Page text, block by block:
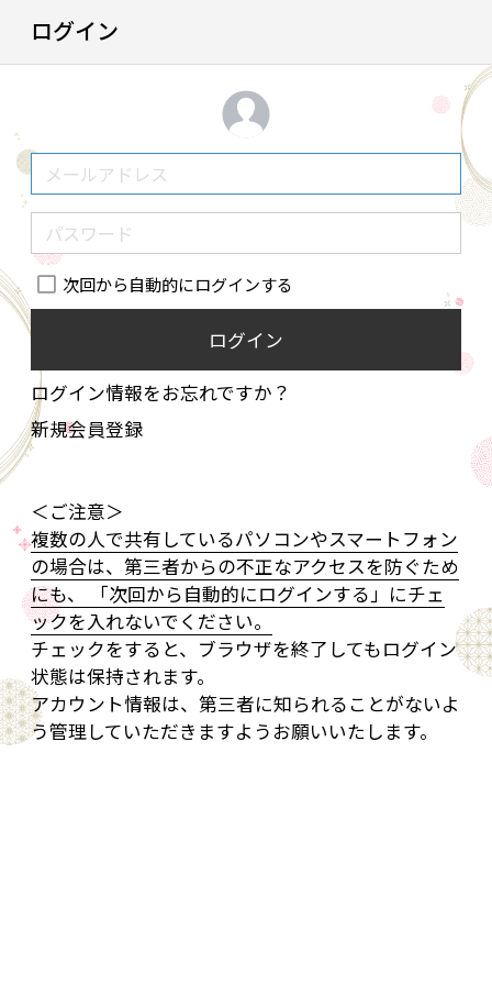
ログイン
次回から自動的にログインする
ログイン
ログイン情報をお忘れですか？
新規会員登録
＜ご注意＞
複数の人で共有しているパソコンやスマートフォン
の場合は、第三者からの不正なアクセスを防ぐため
にも、 「次回から自動的にログインする」にチェ
ックを入れないでください。
チェックをすると、ブラウザを終了してもログイン
状態は保持されます。
アカウント情報は、第三者に知られることがないよ
う管理していただきますようお願いいたします。